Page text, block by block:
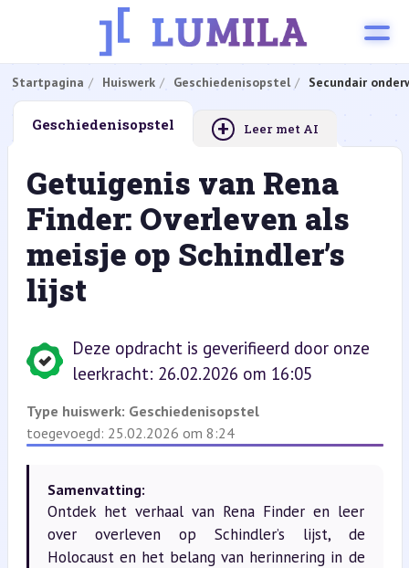
Startpagina Huiswerk Geschiedenisopstel Secundair
Geschiedenisopstel + Leer met AI
Getuigenis van Rena
Finder: Overleven als
meisje op Schindler’s
lijst
Deze opdracht is geverifieerd door onze
leerkracht: 26.02.2026 om 16:05
Type huiswerk: Geschiedenisopstel
toegevoegd: 25.02.2026 om 8:24
Samenvatting:
Ontdek het verhaal van Rena Finder en leer
over overleven op Schindler’s lijst, de
Holocaust en het belang van herinnering in de